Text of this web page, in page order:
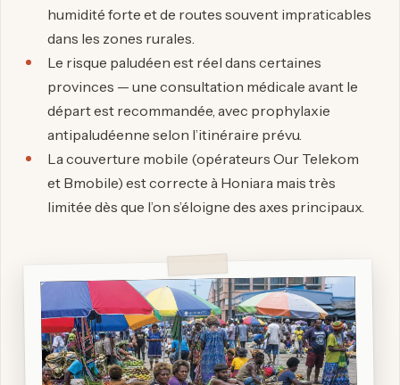
humidité forte et de routes souvent impraticables
dans les zones rurales.
Le risque paludéen est réel dans certaines
provinces — une consultation médicale avant le
départ est recommandée, avec prophylaxie
antipaludéenne selon l’itinéraire prévu.
La couverture mobile (opérateurs Our Telekom
et Bmobile) est correcte à Honiara mais très
limitée dès que l’on s’éloigne des axes principaux.